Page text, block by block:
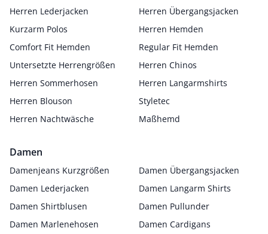
Herren Lederjacken
Herren Übergangsjacken
Kurzarm Polos
Herren Hemden
Comfort Fit Hemden
Regular Fit Hemden
Untersetzte Herrengrößen
Herren Chinos
Herren Sommerhosen
Herren Langarmshirts
Herren Blouson
Styletec
Herren Nachtwäsche
Maßhemd
Damen
Damenjeans Kurzgrößen
Damen Übergangsjacken
Damen Lederjacken
Damen Langarm Shirts
Damen Shirtblusen
Damen Pullunder
Damen Marlenehosen
Damen Cardigans